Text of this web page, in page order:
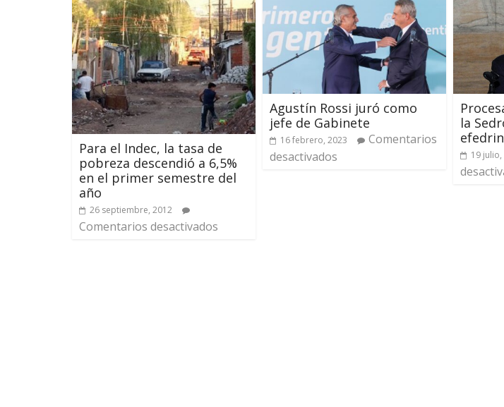
Para el Indec, la tasa de
pobreza descendió a 6,5%
en el primer semestre del
año
26 septiembre, 2012
Comentarios desactivados
Agustín Rossi juró como
jefe de Gabinete
16 febrero, 2023
Comentarios
desactivados
la
19